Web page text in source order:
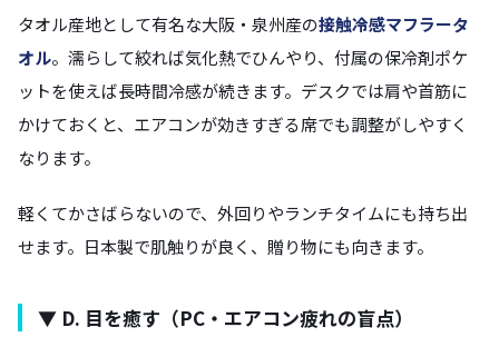
タオル産地として有名な大阪・泉州産の接触冷感マフラータ
オル。濡らして絞れば気化熱でひんやり、付属の保冷剤ポケ
ットを使えば長時間冷感が続きます。デスクでは肩や首筋に
かけておくと、エアコンが効きすぎる席でも調整がしやすく
なります。
軽くてかさばらないので、外回りやランチタイムにも持ち出
せます。日本製で肌触りが良く、贈り物にも向きます。
▼ D. 目を癒す（PC・エアコン疲れの盲点）